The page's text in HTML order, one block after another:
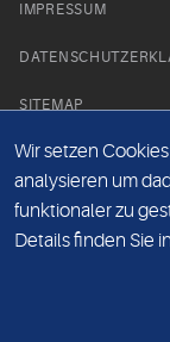
IMPRESSUM
SITEMAP
NEWS PARTNER
Wir setzen
analysieren um
funktionaler zu
Details finden Sie